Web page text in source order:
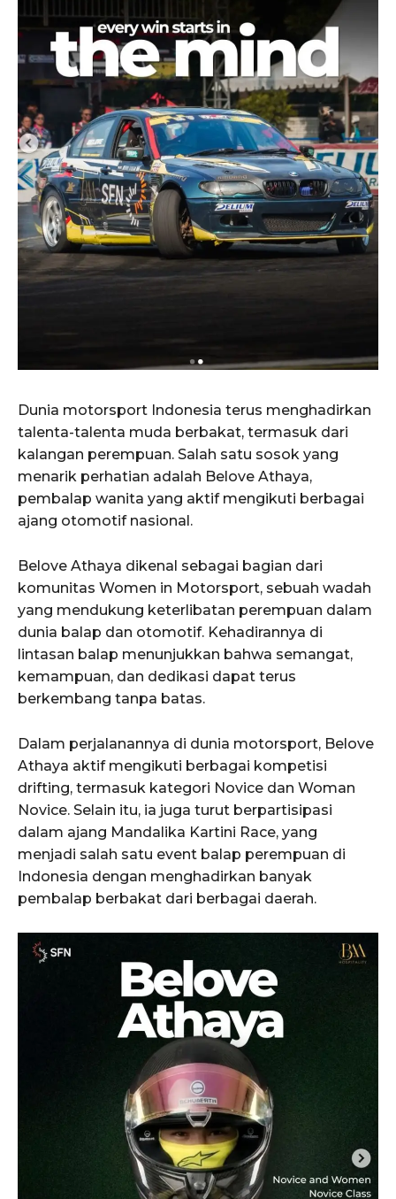
Dunia motorsport Indonesia terus menghadirkan
talenta-talenta muda berbakat, termasuk dari
kalangan perempuan. Salah satu sosok yang
menarik perhatian adalah Belove Athaya,
pembalap wanita yang aktif mengikuti berbagai
ajang otomotif nasional.
Belove Athaya dikenal sebagai bagian dari
komunitas Women in Motorsport, sebuah wadah
yang mendukung keterlibatan perempuan dalam
dunia balap dan otomotif. Kehadirannya di
lintasan balap menunjukkan bahwa semangat,
kemampuan, dan dedikasi dapat terus
berkembang tanpa batas.
Dalam perjalanannya di dunia motorsport, Belove
Athaya aktif mengikuti berbagai kompetisi
drifting, termasuk kategori Novice dan Woman
Novice. Selain itu, ia juga turut berpartisipasi
dalam ajang Mandalika Kartini Race, yang
menjadi salah satu event balap perempuan di
Indonesia dengan menghadirkan banyak
pembalap berbakat dari berbagai daerah.